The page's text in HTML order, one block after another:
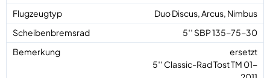
Duo Discus, Arcus, Nimbus
5′′ SBP 135-75-30
ersetzt
5′′ Classic-Rad Tost TM 01-